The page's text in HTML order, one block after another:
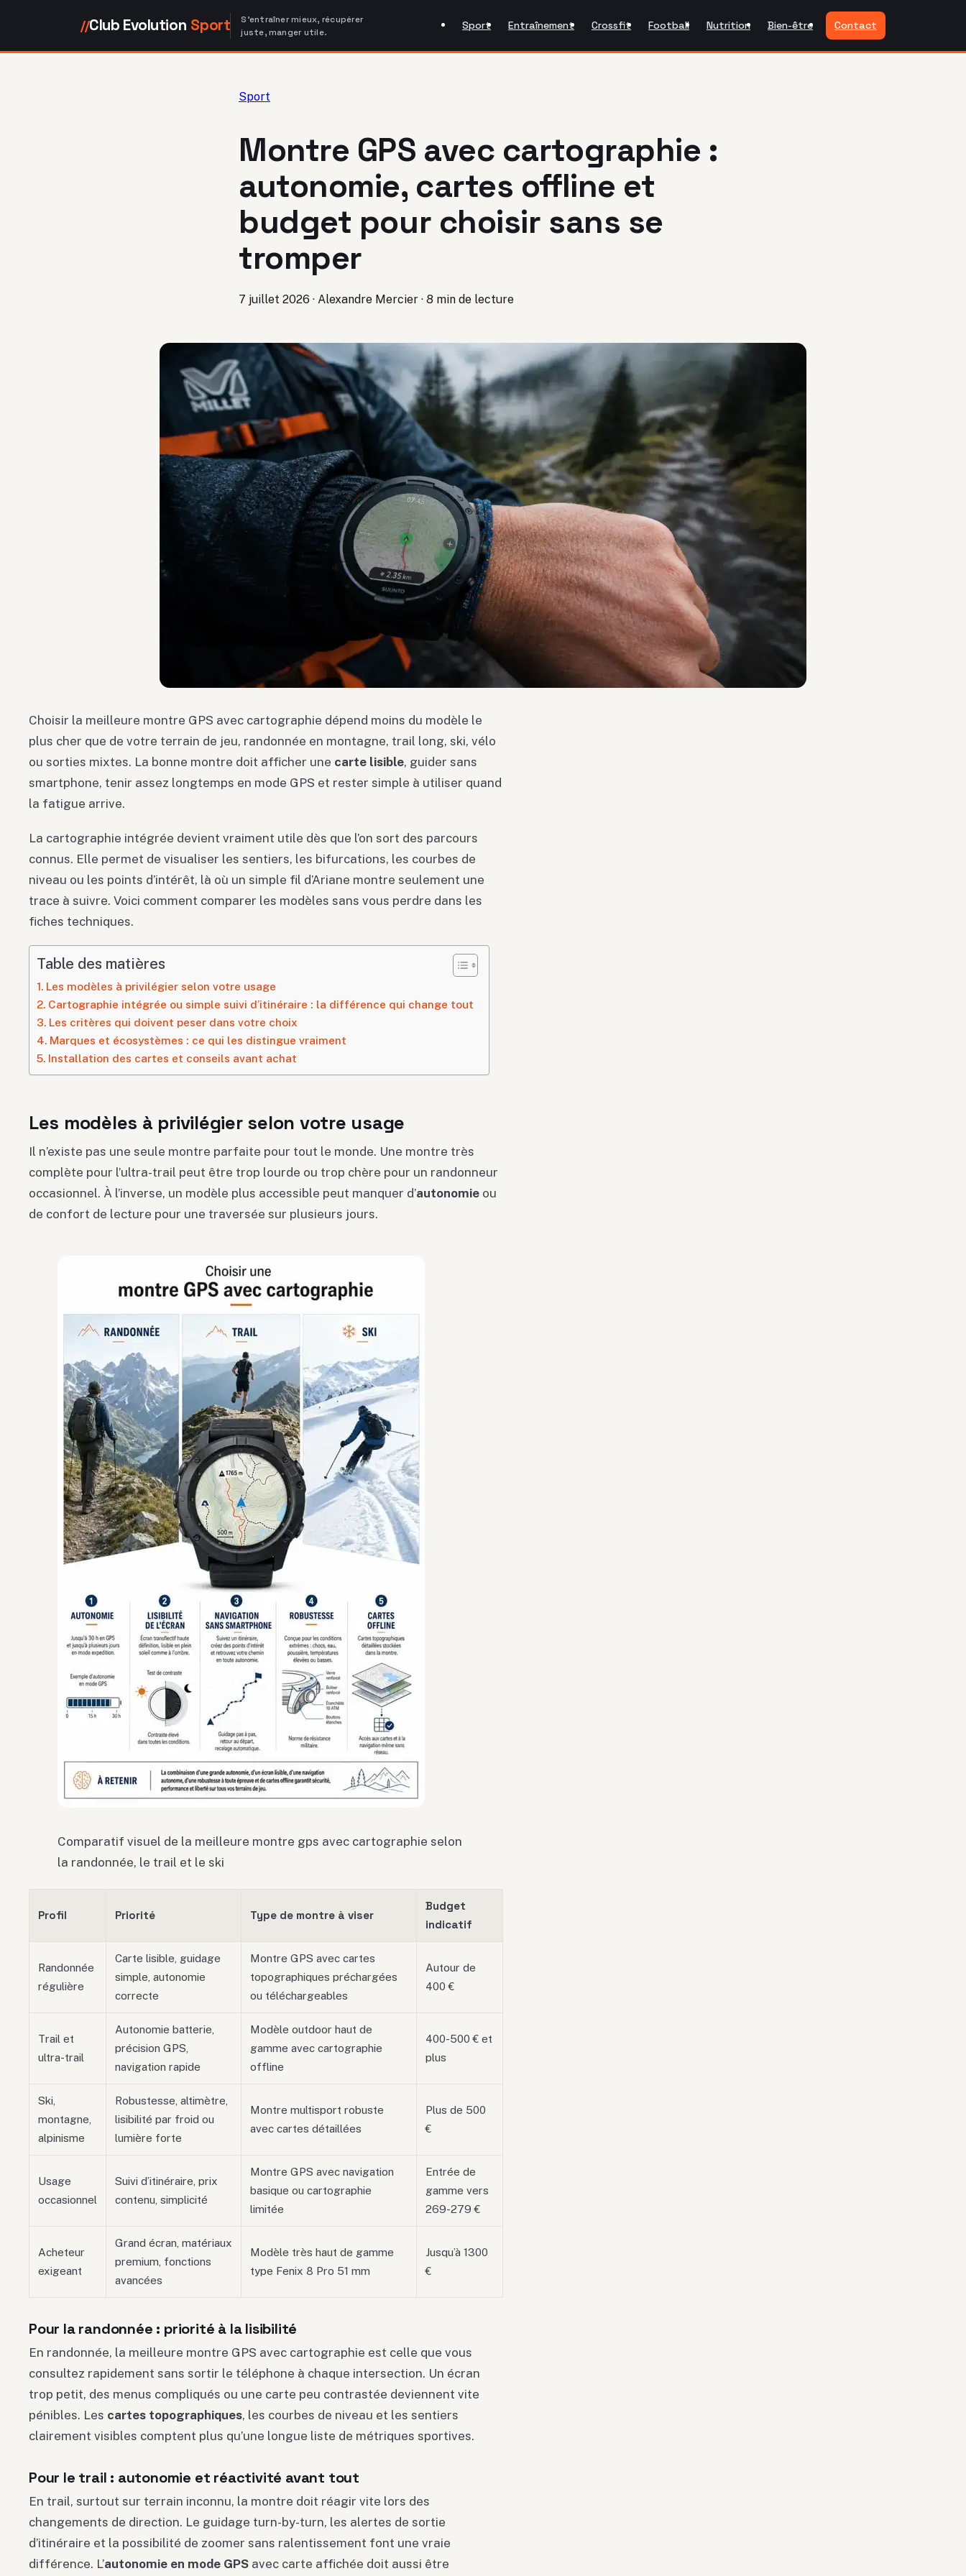
//Club Evolution Sport
S'entraîner mieux, récupérer
juste, manger utile.
Sport Entraînement Crossfit Football Nutrition Bien-être Contact
Sport
Montre GPS avec cartographie :
autonomie, cartes offline et
budget pour choisir sans se
tromper
7 juillet 2026 · Alexandre Mercier · 8 min de lecture
Choisir la meilleure montre GPS avec cartographie dépend moins du modèle le
plus cher que de votre terrain de jeu, randonnée en montagne, trail long, ski, vélo
ou sorties mixtes. La bonne montre doit afficher une carte lisible, guider sans
smartphone, tenir assez longtemps en mode GPS et rester simple à utiliser quand
la fatigue arrive.
La cartographie intégrée devient vraiment utile dès que l’on sort des parcours
connus. Elle permet de visualiser les sentiers, les bifurcations, les courbes de
niveau ou les points d’intérêt, là où un simple fil d’Ariane montre seulement une
trace à suivre. Voici comment comparer les modèles sans vous perdre dans les
fiches techniques.
Table des matières
Les modèles à privilégier selon votre usage
Cartographie intégrée ou simple suivi d’itinéraire : la différence qui change tout
Les critères qui doivent peser dans votre choix
Marques et écosystèmes : ce qui les distingue vraiment
Installation des cartes et conseils avant achat
Les modèles à privilégier selon votre usage
Il n’existe pas une seule montre parfaite pour tout le monde. Une montre très
complète pour l’ultra-trail peut être trop lourde ou trop chère pour un randonneur
occasionnel. À l’inverse, un modèle plus accessible peut manquer d’autonomie ou
de confort de lecture pour une traversée sur plusieurs jours.
Comparatif visuel de la meilleure montre gps avec cartographie selon
la randonnée, le trail et le ski
Profil Priorité Type de montre à viser
Budget
indicatif
Randonnée
régulière
Carte lisible, guidage
simple, autonomie
correcte
Montre GPS avec cartes
topographiques préchargées
ou téléchargeables
Autour de
400 €
Trail et
ultra-trail
Autonomie batterie,
précision GPS,
navigation rapide
Modèle outdoor haut de
gamme avec cartographie
offline
400-500 € et
plus
Ski,
montagne,
alpinisme
Robustesse, altimètre,
lisibilité par froid ou
lumière forte
Montre multisport robuste
avec cartes détaillées
Plus de 500
€
Usage
occasionnel
Suivi d’itinéraire, prix
contenu, simplicité
Montre GPS avec navigation
basique ou cartographie
limitée
Entrée de
gamme vers
269-279 €
Acheteur
exigeant
Grand écran, matériaux
premium, fonctions
avancées
Modèle très haut de gamme
type Fenix 8 Pro 51 mm
Jusqu’à 1300
€
Pour la randonnée : priorité à la lisibilité
En randonnée, la meilleure montre GPS avec cartographie est celle que vous
consultez rapidement sans sortir le téléphone à chaque intersection. Un écran
trop petit, des menus compliqués ou une carte peu contrastée deviennent vite
pénibles. Les cartes topographiques, les courbes de niveau et les sentiers
clairement visibles comptent plus qu’une longue liste de métriques sportives.
Pour le trail : autonomie et réactivité avant tout
En trail, surtout sur terrain inconnu, la montre doit réagir vite lors des
changements de direction. Le guidage turn-by-turn, les alertes de sortie
d’itinéraire et la possibilité de zoomer sans ralentissement font une vraie
différence. L’autonomie en mode GPS avec carte affichée doit aussi être